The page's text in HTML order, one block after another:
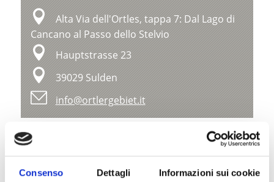
Consenso Dettagli Informazioni sui cookie
Alta Via dell'Ortles, tappa 7: Dal Lago di
Cancano al Passo dello Stelvio
Hauptstrasse 23
39029 Sulden
info@ortlergebiet.it
Posizione
Impressioni